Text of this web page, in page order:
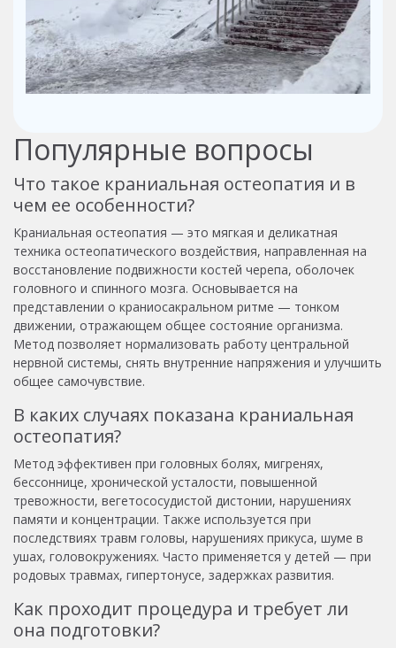
Популярные вопросы
Что такое краниальная остеопатия и в
чем ее особенности?
Краниальная остеопатия — это мягкая и деликатная
техника остеопатического воздействия, направленная на
восстановление подвижности костей черепа, оболочек
головного и спинного мозга. Основывается на
представлении о краниосакральном ритме — тонком
движении, отражающем общее состояние организма.
Метод позволяет нормализовать работу центральной
нервной системы, снять внутренние напряжения и улучшить
общее самочувствие.
В каких случаях показана краниальная
остеопатия?
Метод эффективен при головных болях, мигренях,
бессоннице, хронической усталости, повышенной
тревожности, вегетососудистой дистонии, нарушениях
памяти и концентрации. Также используется при
последствиях травм головы, нарушениях прикуса, шуме в
ушах, головокружениях. Часто применяется у детей — при
родовых травмах, гипертонусе, задержках развития.
Как проходит процедура и требует ли
она подготовки?